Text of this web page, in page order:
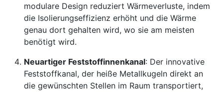
modulare Design reduziert Wärmeverluste, indem
die Isolierungseffizienz erhöht und die Wärme
genau dort gehalten wird, wo sie am meisten
benötigt wird.
Neuartiger Feststoffinnenkanal: Der innovative
Feststoffkanal, der heiße Metallkugeln direkt an
die gewünschten Stellen im Raum transportiert,